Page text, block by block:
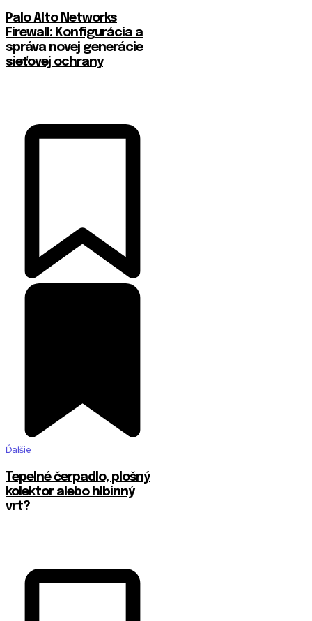
Palo Alto Networks
Firewall: Konfigurácia a
správa novej generácie
sieťovej ochrany
Ďalšie
Tepelné čerpadlo, plošný
kolektor alebo hlbinný
vrt?